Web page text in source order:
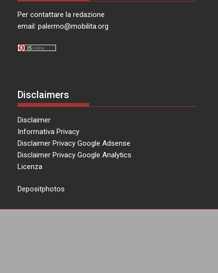
Per contattare la redazione
email:palermo@mobilita.org
Disclaimers
Disclaimer
Informativa Privacy
Disclaimer Privacy Google Adsense
Disclaimer Privacy Google Analytics
Licenza
Depositphotos